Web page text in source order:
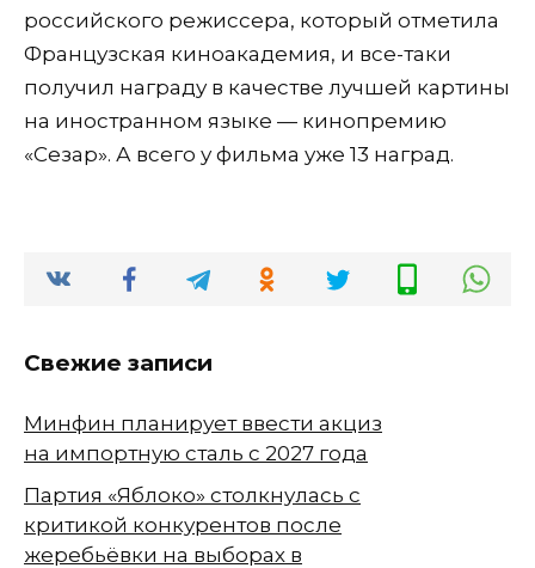
российского режиссера, который отметила
Французская киноакадемия, и все-таки
получил награду в качестве лучшей картины
на иностранном языке — кинопремию
«Сезар». А всего у фильма уже 13 наград.
Свежие записи
Минфин планирует ввести акциз
на импортную сталь с 2027 года
Партия «Яблоко» столкнулась с
критикой конкурентов после
жеребьёвки на выборах в